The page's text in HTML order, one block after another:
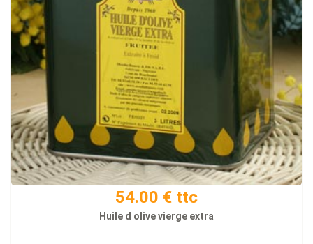
54.00 € ttc
Huile d olive vierge extra